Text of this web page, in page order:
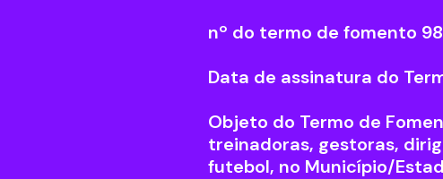
nº do termo de fomento
Data de assinatura do
Objeto do Termo de
treinadoras, gestoras,
futebol, no Município/